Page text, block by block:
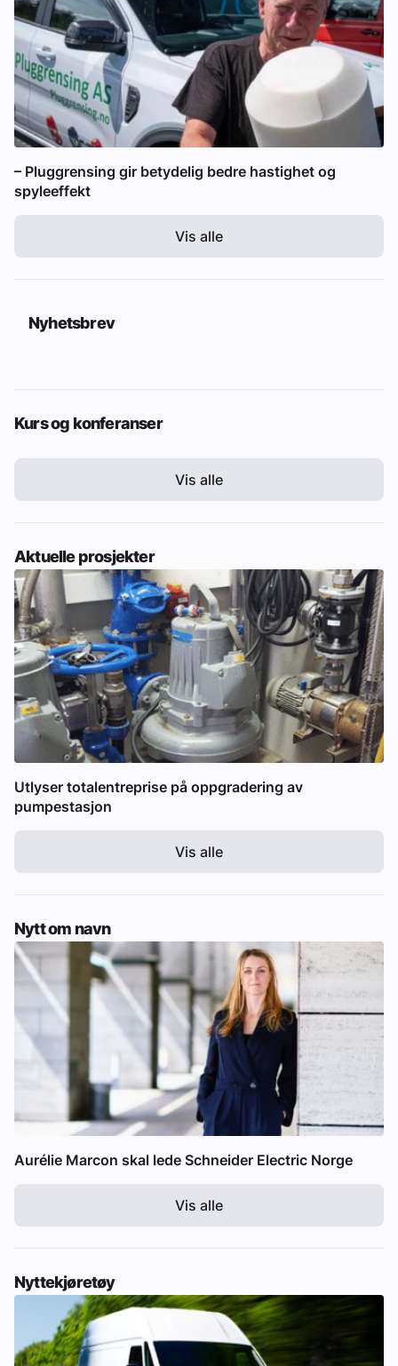
– Pluggrensing gir betydelig bedre hastighet og
spyleeffekt
Vis alle
Nyhetsbrev
Kurs og konferanser
Vis alle
Aktuelle prosjekter
Utlyser totalentreprise på oppgradering av
pumpestasjon
Vis alle
Nytt om navn
Aurélie Marcon skal lede Schneider Electric Norge
Vis alle
Nyttekjøretøy